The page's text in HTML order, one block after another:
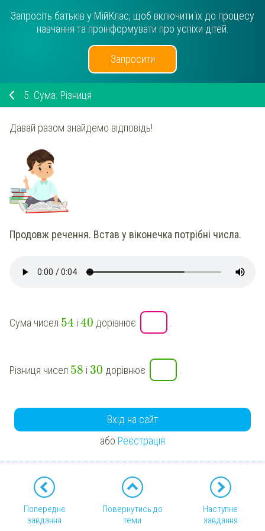
Запросіть батьків у МійКлас, щоб включити їх до процесу
навчання та проінформувати про успіхи дітей.
Запросити
5. Сума. Різниця
Давай разом знайдемо відповідь!
Продовж речення. Встав у віконечка потрібні числа.
Сума чисел 54 і 40 дорівнює
Різниця чисел 58 і 30 дорівнює
Вхід на сайт
або Реєстрація
Попереднє
завдання
Повернутись до
теми
Наступне
завдання